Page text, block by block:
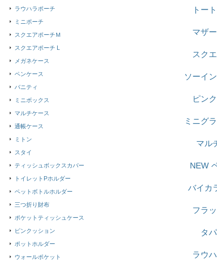
トー
マザ
スク
ソーイ
ピン
ミニグ
マル
NEW
バイカ
フラ
タ
ラウ
ラウハラポーチ
ミニポーチ
スクエアポーチＭ
スクエアポーチ L
メガネケース
ペンケース
バニティ
ミニボックス
マルチケース
通帳ケース
ミトン
スタイ
ティッシュボックスカバー
トイレットPホルダー
ペットボトルホルダー
三つ折り財布
ポケットティッシュケース
ピンクッション
ポットホルダー
ウォールポケット